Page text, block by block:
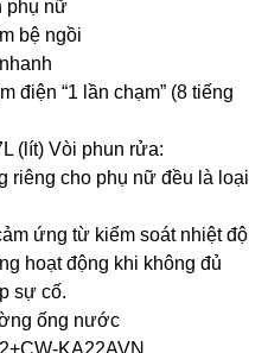
phụ nữ
bệ ngồi
điện “1 lần chạm” (8 tiếng
(lít) Vòi phun rửa:
riêng cho phụ nữ đều là loại
ứng từ kiểm soát nhiệt độ
hoạt động khi không đủ
sự cố.
ống nước
KA22AVN